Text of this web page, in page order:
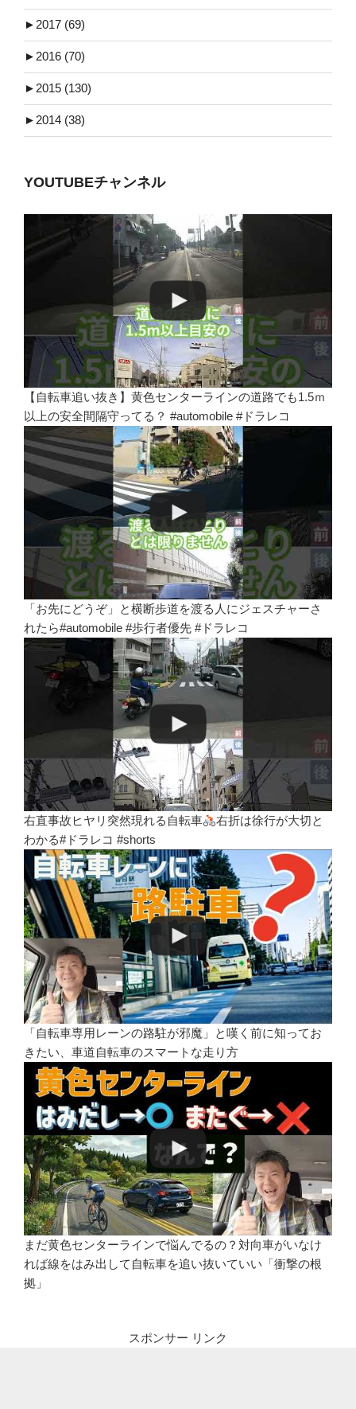
► 2017 (69)
► 2016 (70)
► 2015 (130)
► 2014 (38)
YOUTUBEチャンネル
【自転車追い抜き】黄色センターラインの道路でも1.5ｍ
以上の安全間隔守ってる？ #automobile #ドラレコ
「お先にどうぞ」と横断歩道を渡る人にジェスチャーさ
れたら#automobile #歩行者優先 #ドラレコ
右直事故ヒヤリ突然現れる自転車
右折は徐行が大切と
わかる#ドラレコ #shorts
「自転車専用レーンの路駐が邪魔」と嘆く前に知ってお
きたい、車道自転車のスマートな走り方
まだ黄色センターラインで悩んでるの？対向車がいなけ
れば線をはみ出して自転車を追い抜いていい「衝撃の根
拠」
スポンサー リンク